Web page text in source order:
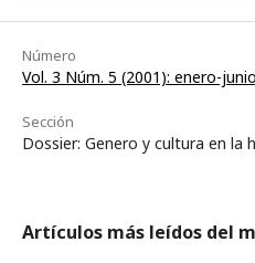
Número
Vol. 3 Núm. 5 (2001): enero-junio
Sección
Dossier: Genero y cultura en la
Artículos más leídos del